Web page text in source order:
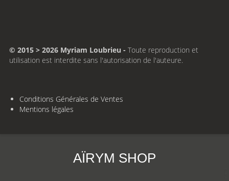
© 2015 > 2026 Myriam Loubrieu - Toute reproduction et
utilisation est interdite sans l'autorisation de l'auteure.
Conditions Générales de Ventes
Mentions légales
AÏRYM SHOP